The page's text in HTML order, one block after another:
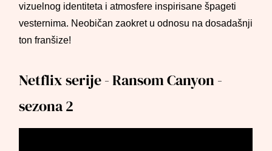
vizuelnog identiteta i atmosfere inspirisane špageti
vesternima. Neobičan zaokret u odnosu na dosadašnji
ton franšize!
Netflix serije - Ransom Canyon -
sezona 2